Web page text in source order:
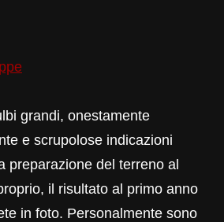
grandi, onestamente
e scrupolose indicazioni
preparazione del terreno al
il risultato al primo anno
in foto. Personalmente sono